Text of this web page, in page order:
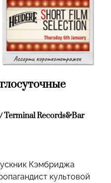
Terminal Records&Bar
Кэмбриджа
культовой